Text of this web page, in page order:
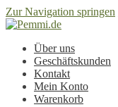
Zur Navigation springen
Über uns
Geschäftskunden
Kontakt
Mein Konto
Warenkorb